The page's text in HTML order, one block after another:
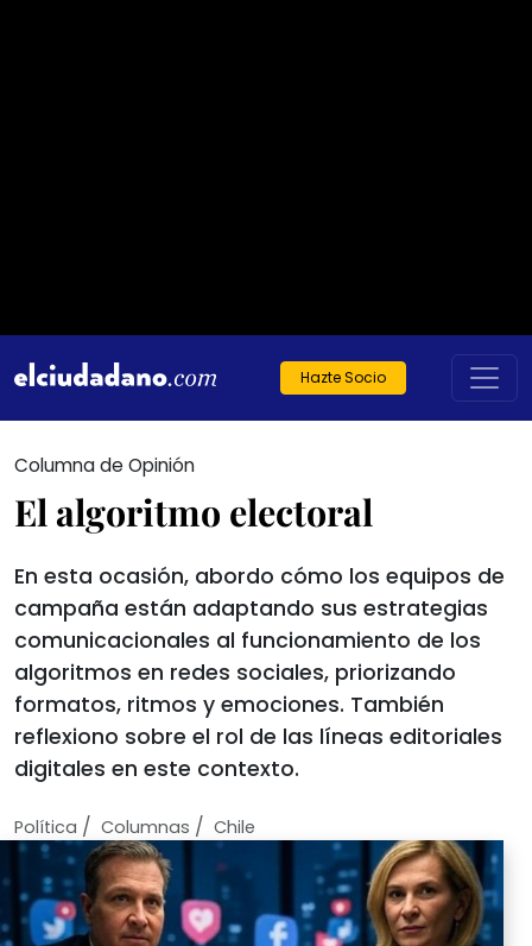
Hazte Socio
Columna de Opinión
El algoritmo electoral
En esta ocasión, abordo cómo los equipos de
campaña están adaptando sus estrategias
comunicacionales al funcionamiento de los
algoritmos en redes sociales, priorizando
formatos, ritmos y emociones. También
reflexiono sobre el rol de las líneas editoriales
digitales en este contexto.
Política / Columnas / Chile